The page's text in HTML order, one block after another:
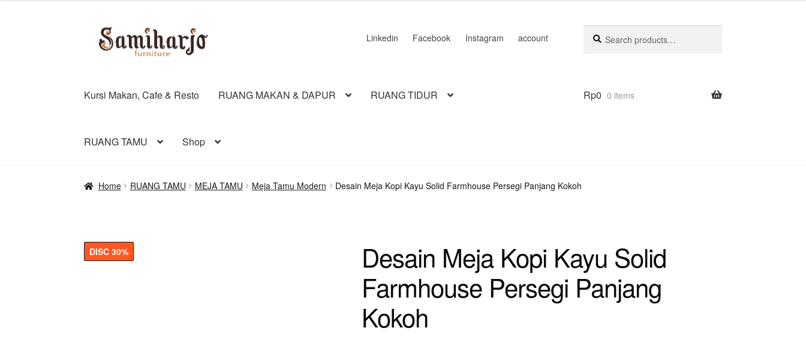
Skip
Skip
Linkedin Facebook Instagram account
for:
Kursi Makan, Cafe & Resto RUANG MAKAN & DAPUR RUANG TIDUR
RUANG TAMU Shop
Rp0 0 items
Home RUANG TAMU MEJA TAMU Meja Tamu Modern Desain Meja Kopi Kayu Solid Farmhouse Persegi Panjang Kokoh
DISC 30%
Desain Meja Kopi Kayu Solid
Farmhouse Persegi Panjang
Kokoh